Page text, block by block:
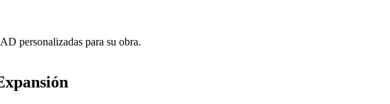
personalizadas para su obra.